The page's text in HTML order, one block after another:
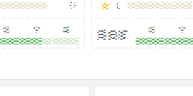
の少ない涼しい所に保管する
原料としていますので、色や